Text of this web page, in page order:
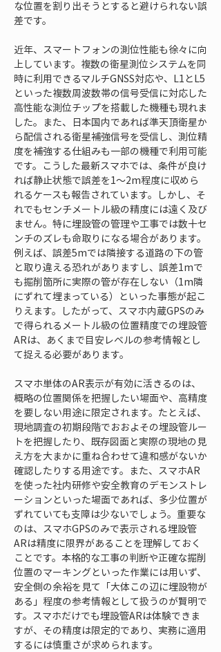
な位置を割り出そうとすると避けられない誤
差です。
近年、スマートフォンの測位性能も徐々に向
上しています。複数の衛星測位システムを同
時に利用できるマルチGNSS対応や、L1とL5
といった複数周波数帯の信号受信に対応した
高性能な測位チップを搭載した機種も現れま
した。また、日本国内であれば準天頂衛星か
ら配信される衛星補強信号を受信し、測位精
度を補強する仕組みも一部の機種で利用可能
です。こうした最新スマホでは、条件が良け
れば静止状態で誤差を1〜2m程度に収めら
れるケースも報告されています。しかし、そ
れでもセンチメートル級の精度には遠く及び
ません。特に埋設管の管理や工事では数十セ
ンチのズレも命取りになる場合があります。
例えば、誤差5mでは隣接する道路の下の管
と取り違える恐れがありますし、誤差1mで
も掘削箇所に実際の管が存在しない（1m隣
にずれて埋まっている）といった事態が起こ
りえます。したがって、スマホ内蔵GPSのみ
で得られるメートル級の位置精度での埋設管
ARは、あくまで目安レベルの参考情報とし
て捉える必要があります。
スマホ単体のAR表示が有効に活きるのは、
概略の位置関係を把握したい場面や、高精度
を要しない用途に限定されます。たとえば、
現地調査の初期段階でおおよその埋設管ルー
トを把握したり、既存図面と実際の現地の見
え方を大まかに重ね合わせて違和感がないか
確認したりする用途です。また、スマホAR
を使った社内研修や安全教育のデモンストレ
ーションといった場面であれば、多少位置が
ずれていても支障は少ないでしょう。重要な
のは、スマホGPSのみで表示される埋設管
ARは精度に限界があることを理解しておく
ことです。本格的な工事の判断や正確な掘削
位置のマーキングといった作業には用いず、
安全側の余裕を見て「大体この辺に埋設物が
ある」程度の参考情報として扱うのが賢明で
す。スマホだけでも埋設管ARは体験できま
すが、その精度は限定的であり、実務に適用
するには慎重さが求められます。